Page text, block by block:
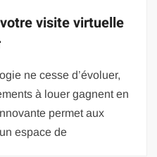
visite virtuelle
ne cesse d’évoluer,
à louer gagnent en
permet aux
espace de